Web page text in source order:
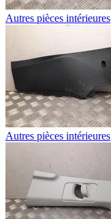
Autres pièces intérieures
Autres pièces intérieures